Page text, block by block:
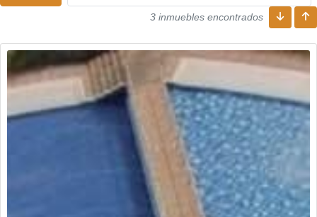
3 inmuebles encontrados